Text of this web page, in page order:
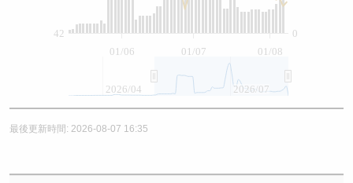
01/06 01/08
01/07
0
42
2026/04 2026/07
最後更新時間: 2026-08-07 16:35